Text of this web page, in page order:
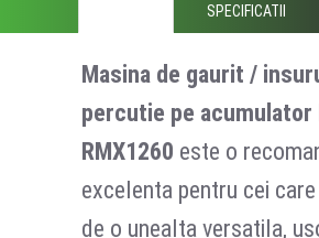
SPECIFICATII
Masina de gaurit /
percutie pe acumulator
RMX1260 este o
excelenta pentru cei care
de o unealta versatila,